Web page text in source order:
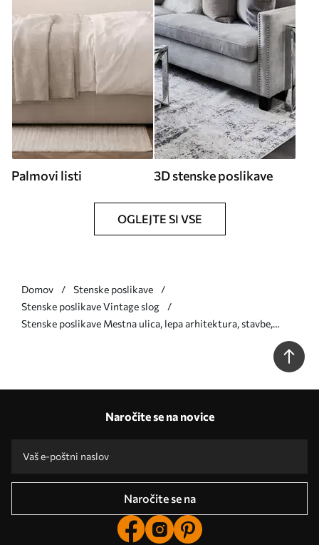
Palmovi listi 3D stenske poslikave
OGLEJTE SI VSE
Domov
Stenske poslikave
Stenske poslikave Vintage slog
Stenske poslikave Mestna ulica, lepa arhitektura, stavbe,
Naročite se na novice
Naročite se na